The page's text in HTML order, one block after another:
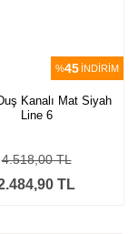
%45 İNDİRİM
Kanalı Mat Siyah
Line 6
TL
4.518,00 TL